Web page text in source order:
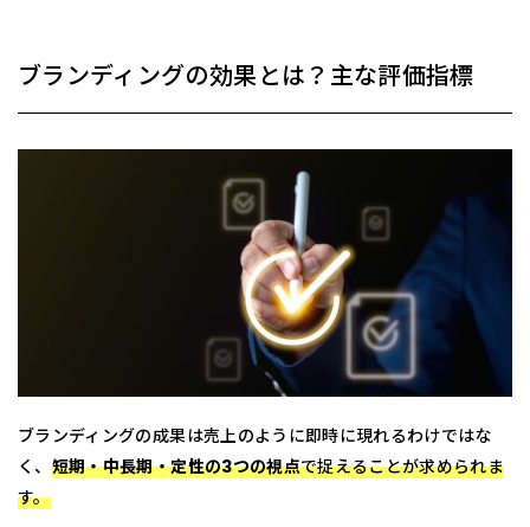
ブランディングの効果とは？主な評価指標
ブランディングの成果は売上のように即時に現れるわけではな
く、 短期・中長期・定性の3つの視点で捉えることが求められま
す。